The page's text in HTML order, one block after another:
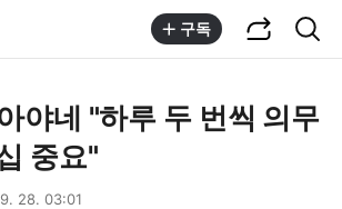
구독
야네 "하루 두 번씩 의무
중요"
28. 03:01